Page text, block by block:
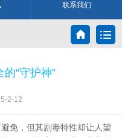
联系我们
“守护神”
2-12
免，但其剧毒特性却让人望